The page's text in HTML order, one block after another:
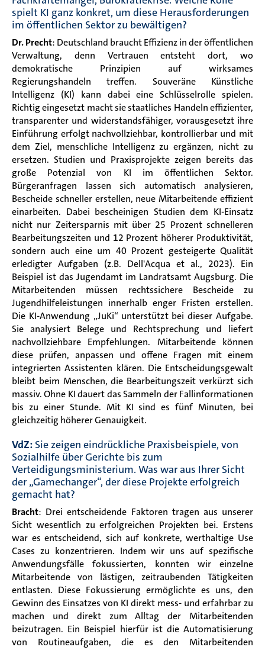
spielt KI ganz konkret, um diese Herausforderungen
im öffentlichen Sektor zu bewältigen?
Dr. Precht: Deutschland braucht Effizienz in der öffentlichen
Verwaltung, denn Vertrauen entsteht dort, wo
demokratische Prinzipien auf wirksames
Regierungshandeln treffen. Souveräne Künstliche
Intelligenz (KI) kann dabei eine Schlüsselrolle spielen.
Richtig eingesetzt macht sie staatliches Handeln effizienter,
transparenter und widerstandsfähiger, vorausgesetzt ihre
Einführung erfolgt nachvollziehbar, kontrollierbar und mit
dem Ziel, menschliche Intelligenz zu ergänzen, nicht zu
ersetzen. Studien und Praxisprojekte zeigen bereits das
große Potenzial von KI im öffentlichen Sektor.
Bürgeranfragen lassen sich automatisch analysieren,
Bescheide schneller erstellen, neue Mitarbeitende effizient
einarbeiten. Dabei bescheinigen Studien dem KI-Einsatz
nicht nur Zeitersparnis mit über 25 Prozent schnelleren
Bearbeitungszeiten und 12 Prozent höherer Produktivität,
sondern auch eine um 40 Prozent gesteigerte Qualität
erledigter Aufgaben (z.B. Dell'Acqua et al., 2023). Ein
Beispiel ist das Jugendamt im Landratsamt Augsburg. Die
Mitarbeitenden müssen rechtssichere Bescheide zu
Jugendhilfeleistungen innerhalb enger Fristen erstellen.
Die KI-Anwendung „JuKi“ unterstützt bei dieser Aufgabe.
Sie analysiert Belege und Rechtsprechung und liefert
nachvollziehbare Empfehlungen. Mitarbeitende können
diese prüfen, anpassen und offene Fragen mit einem
integrierten Assistenten klären. Die Entscheidungsgewalt
bleibt beim Menschen, die Bearbeitungszeit verkürzt sich
massiv. Ohne KI dauert das Sammeln der Fallinformationen
bis zu einer Stunde. Mit KI sind es fünf Minuten, bei
gleichzeitig höherer Genauigkeit.
VdZ: Sie zeigen eindrückliche Praxisbeispiele, von
Sozialhilfe über Gerichte bis zum
Verteidigungsministerium. Was war aus Ihrer Sicht
der „Gamechanger“, der diese Projekte erfolgreich
gemacht hat?
Bracht: Drei entscheidende Faktoren tragen aus unserer
Sicht wesentlich zu erfolgreichen Projekten bei. Erstens
war es entscheidend, sich auf konkrete, werthaltige Use
Cases zu konzentrieren. Indem wir uns auf spezifische
Anwendungsfälle fokussierten, konnten wir einzelne
Mitarbeitende von lästigen, zeitraubenden Tätigkeiten
entlasten. Diese Fokussierung ermöglichte es uns, den
Gewinn des Einsatzes von KI direkt mess- und erfahrbar zu
machen und direkt zum Alltag der Mitarbeitenden
beizutragen. Ein Beispiel hierfür ist die Automatisierung
von Routineaufgaben, die es den Mitarbeitenden